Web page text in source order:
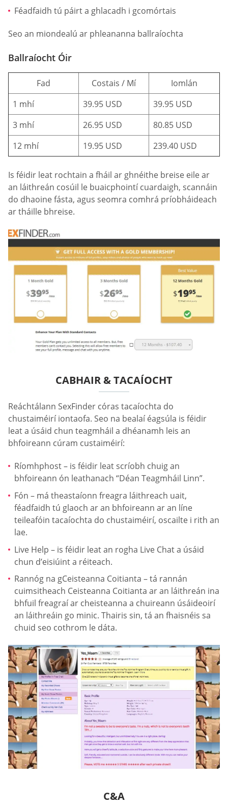
Féadfaidh tú páirt a ghlacadh i gcomórtais
Seo an miondealú ar phleananna ballraíochta
Ballraíocht Óir
Fad Costais / Mí
Iomlán
1 mhí
39.95 USD
39.95 USD
3 mhí
26.95 USD
80.85 USD
12 mhí
19.95 USD 239.40 USD
Is féidir leat rochtain a fháil ar ghnéithe breise eile ar
an láithreán cosúil le buaicphointí cuardaigh, scannáin
do dhaoine fásta, agus seomra comhrá príobháideach
ar tháille bhreise.
CABHAIR & TACAÍOCHT
Reáchtálann SexFinder córas tacaíochta do
chustaiméirí iontaofa. Seo na bealaí éagsúla is féidir
leat a úsáid chun teagmháil a dhéanamh leis an
bhfoireann cúram custaiméirí:
Ríomhphost – is féidir leat scríobh chuig an
bhfoireann ón leathanach “Déan Teagmháil Linn”.
Fón – má theastaíonn freagra láithreach uait,
féadfaidh tú glaoch ar an bhfoireann ar an líne
teileafóin tacaíochta do chustaiméirí, oscailte i rith an
lae.
Live Help – is féidir leat an rogha Live Chat a úsáid
chun d’eisiúint a réiteach.
Rannóg na gCeisteanna Coitianta – tá rannán
cuimsitheach Ceisteanna Coitianta ar an láithreán ina
bhfuil freagraí ar cheisteanna a chuireann úsáideoirí
an láithreáin go minic. Thairis sin, tá an fhaisnéis sa
chuid seo cothrom le dáta.
C&A